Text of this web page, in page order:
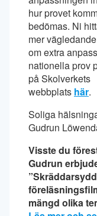
hur provet
bedömas. Ni
mer
om extra
nationella prov
på Skolverkets
webbplats här.
Soliga
Gudrun
Visste du
Gudrun
mängd olika